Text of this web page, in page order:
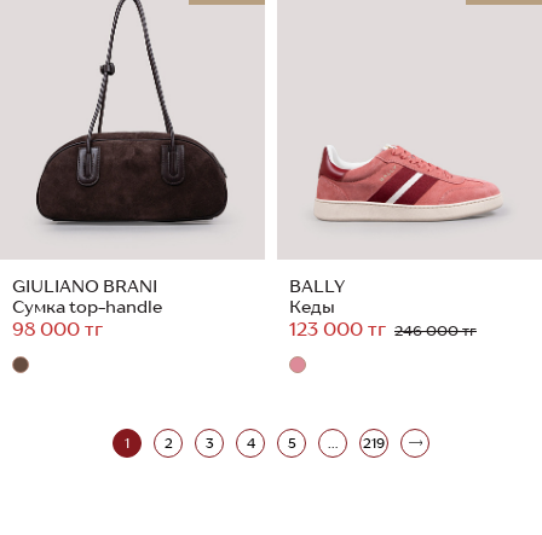
GIULIANO BRANI
Сумка top-handle
98 000 тг
BALLY
Кеды
123 000 тг 246 000 тг
1 2 3 4 5 ... 219